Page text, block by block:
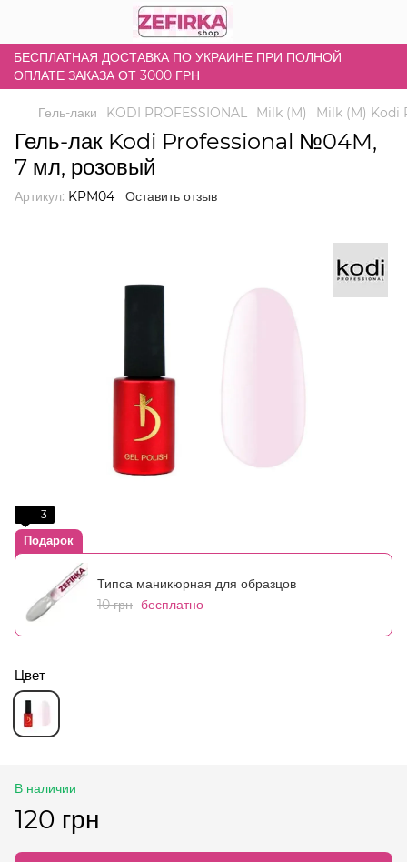
БЕСПЛАТНАЯ ДОСТАВКА ПО УКРАИНЕ ПРИ ПОЛНОЙ
ОПЛАТЕ ЗАКАЗА ОТ 3000 ГРН
Гель-лаки KODI PROFESSIONAL Milk (M) Milk (M) Kodi
Гель-лак Kodi Professional №04M,
7 мл, розовый
Артикул: KPM04 Оставить отзыв
3
Подарок
Типса маникюрная для образцов
10 грн бесплатно
Цвет
В наличии
120 грн